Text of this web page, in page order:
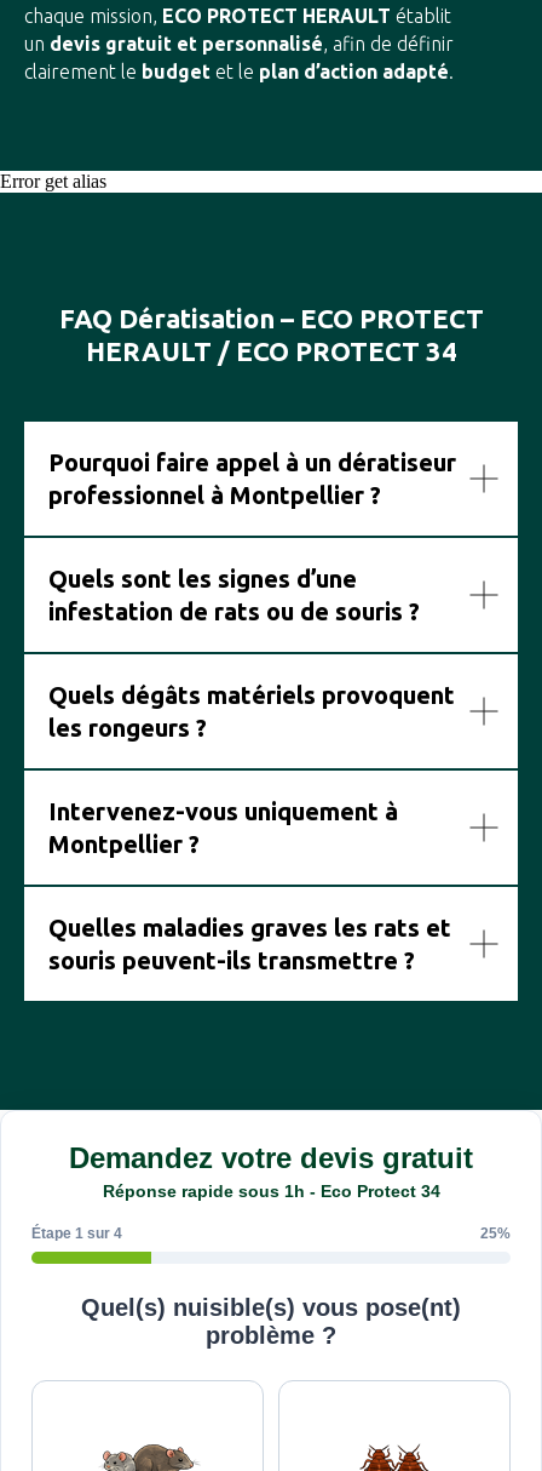
chaque mission, ECO PROTECT HERAULT établit
un devis gratuit et personnalisé, afin de définir
clairement le budget et le plan d’action adapté.
Error get alias
FAQ Dératisation – ECO PROTECT
HERAULT / ECO PROTECT 34
Pourquoi faire appel à un dératiseur
professionnel à Montpellier ?
Quels sont les signes d’une
infestation de rats ou de souris ?
Quels dégâts matériels provoquent
les rongeurs ?
Intervenez-vous uniquement à
Montpellier ?
Quelles maladies graves les rats et
souris peuvent-ils transmettre ?
Demandez votre devis gratuit
Réponse rapide sous 1h - Eco Protect 34
Étape 1 sur 4 25%
Quel(s) nuisible(s) vous pose(nt)
problème ?